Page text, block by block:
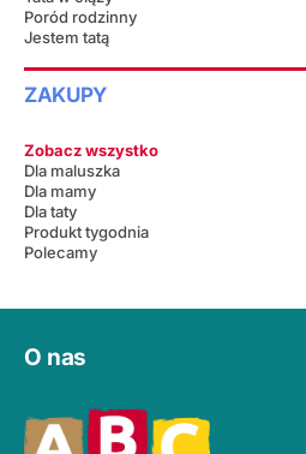
Poród rodzinny
Jestem tatą
ZAKUPY
Zobacz wszystko
Dla maluszka
Dla mamy
Dla taty
Produkt tygodnia
Polecamy
O nas